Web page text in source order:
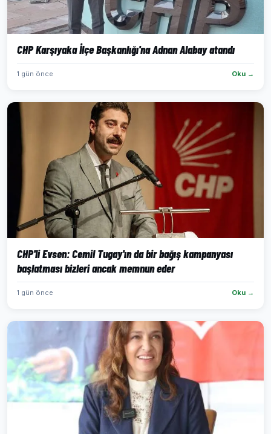
CHP Karşıyaka İlçe Başkanlığı'na Adnan Alabay atandı
1 gün önce Oku →
CHP'li Evsen: Cemil Tugay'ın da bir bağış kampanyası
başlatması bizleri ancak memnun eder
1 gün önce Oku →